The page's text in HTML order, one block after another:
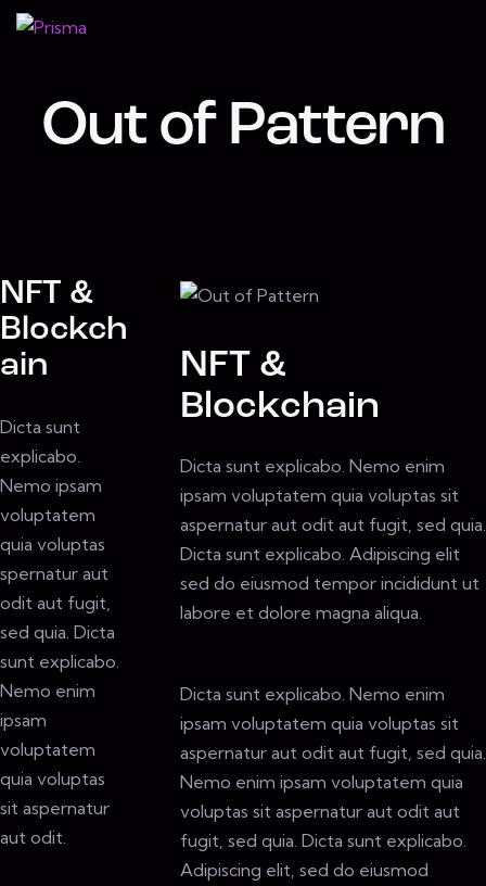
Out of Pattern
NFT &
Blockch
ain
Dicta sunt
explicabo.
Nemo ipsam
voluptatem
quia voluptas
spernatur aut
odit aut fugit,
sed quia. Dicta
sunt explicabo.
Nemo enim
ipsam
voluptatem
quia voluptas
sit aspernatur
aut odit.
NFT &
Blockchain
Dicta sunt explicabo. Nemo enim
ipsam voluptatem quia voluptas sit
aspernatur aut odit aut fugit, sed quia.
Dicta sunt explicabo. Adipiscing elit
sed do eiusmod tempor incididunt ut
labore et dolore magna aliqua.
Dicta sunt explicabo. Nemo enim
ipsam voluptatem quia voluptas sit
aspernatur aut odit aut fugit, sed quia.
Nemo enim ipsam voluptatem quia
voluptas sit aspernatur aut odit aut
fugit, sed quia. Dicta sunt explicabo.
Adipiscing elit, sed do eiusmod